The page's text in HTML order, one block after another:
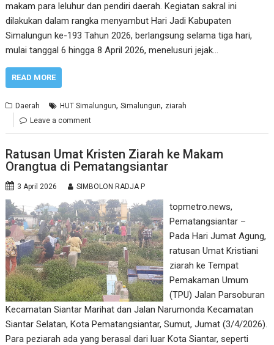
makam para leluhur dan pendiri daerah. Kegiatan sakral ini
dilakukan dalam rangka menyambut Hari Jadi Kabupaten
Simalungun ke-193 Tahun 2026, berlangsung selama tiga hari,
mulai tanggal 6 hingga 8 April 2026, menelusuri jejak…
READ MORE
Daerah HUT Simalungun,Simalungun, ziarah
Leave a comment
Ratusan Umat Kristen Ziarah ke Makam
Orangtua di Pematangsiantar
3 April 2026 SIMBOLON RADJA P
topmetro.news,
Pematangsiantar –
Pada Hari Jumat Agung,
ratusan Umat Kristiani
ziarah ke Tempat
Pemakaman Umum
(TPU) Jalan Parsoburan
Kecamatan Siantar Marihat dan Jalan Narumonda Kecamatan
Siantar Selatan, Kota Pematangsiantar, Sumut, Jumat (3/4/2026).
Para peziarah ada yang berasal dari luar Kota Siantar, seperti